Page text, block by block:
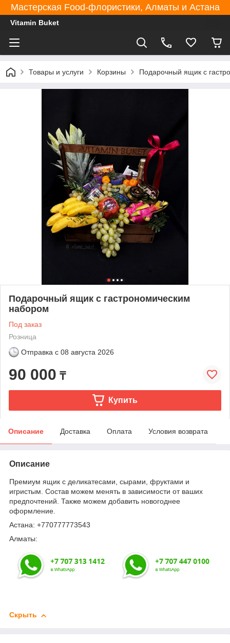
Мастерская Food-флористики, Алматы и Астана
Vitamin Buket
Товары и услуги Корзины Подарочный ящик с
Подарочный ящик с гастрономическим
набором
Под заказ
Розница
Отправка с 08 августа 2026
90 000 ₸
Купить
Описание Доставка Оплата Условия возврата
Описание
Премиум ящик с деликатесами, сырами, фруктами и
игристым. Состав можем менять в зависимости от ваших
предпочтений. Также можем добавить новогоднее
оформление.
Астана: +770777773543
Алматы:
Скрыть